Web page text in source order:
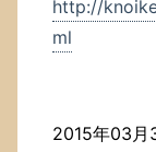
http://
ml
2015年03月